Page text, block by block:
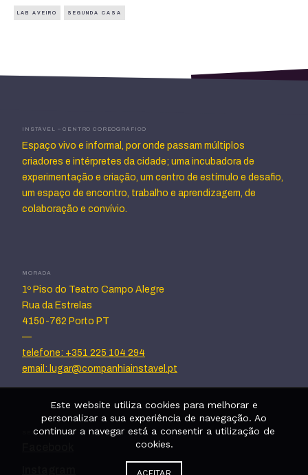
LAB AVEIRO SEGUNDA CASA
INSTÁVEL – CENTRO COREOGRÁFICO
Espaço vivo e informal, por onde passam múltiplos
criadores e intérpretes da cidade; uma incubadora de
experimentação e criação, um centro de estímulo e desafio,
um espaço de encontro, trabalho e aprendizagem, de
colaboração e convívio.
MORADA
1º Piso do Teatro Campo Alegre
Rua da Estrelas
4150-762 Porto PT
—
telefone: +351 225 104 294
email: lugar@companhiainstavel.pt
SEGUE-NOS
Este website utiliza cookies para melhorar e
personalizar a sua experiência de navegação. Ao
continuar a navegar está a consentir a utilização de
cookies.
ACEITAR